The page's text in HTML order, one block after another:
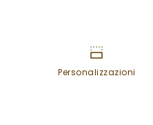
Personalizzazioni